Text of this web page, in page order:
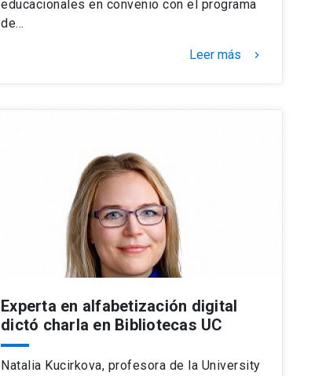
educacionales en convenio con el programa
de…
Leer más keyboard_arrow_right
Experta en alfabetización digital
dictó charla en Bibliotecas UC
Natalia Kucirkova, profesora de la University